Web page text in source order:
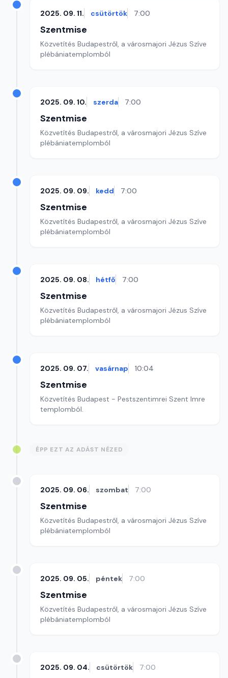
2025. 09. 11. csütörtök 7:00
Szentmise
Közvetítés Budapestről, a városmajori Jézus Szíve
plébániatemplomból
2025. 09. 10. szerda 7:00
Szentmise
Közvetítés Budapestről, a városmajori Jézus Szíve
plébániatemplomból
2025. 09. 09. kedd 7:00
Szentmise
Közvetítés Budapestről, a városmajori Jézus Szíve
plébániatemplomból
2025. 09. 08. hétfő 7:00
Szentmise
Közvetítés Budapestről, a városmajori Jézus Szíve
plébániatemplomból
2025. 09. 07. vasárnap 10:04
Szentmise
Közvetítés Budapest - Pestszentimrei Szent Imre
templomból.
ÉPP EZT AZ ADÁST NÉZED
2025. 09. 06. szombat 7:00
Szentmise
Közvetítés Budapestről, a városmajori Jézus Szíve
plébániatemplomból
2025. 09. 05. péntek 7:00
Szentmise
Közvetítés Budapestről, a városmajori Jézus Szíve
plébániatemplomból
2025. 09. 04. csütörtök 7:00